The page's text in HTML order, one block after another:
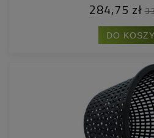
284,75 zł
DO